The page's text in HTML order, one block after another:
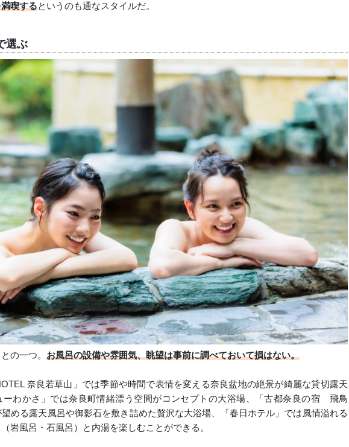
喫するというのも通なスタイルだ。
選ぶ
の一つ。 お風呂の設備や雰囲気、眺望は事前に調べておいて損はない。
奈良若草山」では季節や時間で表情を変える奈良盆地の絶景が綺麗な貸切露天
ーわかさ」では奈良町情緒漂う空間がコンセプトの大浴場、「古都奈良の宿 飛鳥
める露天⾵呂や御影石を敷き詰めた贅沢な大浴場、「春日ホテル」では風情溢れる
岩風呂・石風呂）と内湯を楽しむことができる。